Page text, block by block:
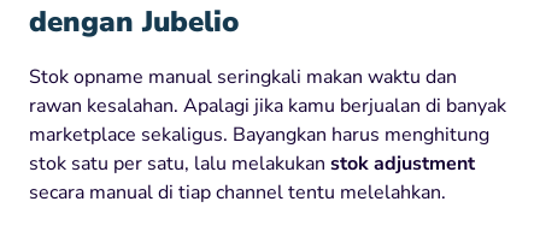
dengan Jubelio
Stok opname manual seringkali makan waktu dan
rawan kesalahan. Apalagi jika kamu berjualan di banyak
marketplace sekaligus. Bayangkan harus menghitung
stok satu per satu, lalu melakukan stok adjustment
secara manual di tiap channel tentu melelahkan.